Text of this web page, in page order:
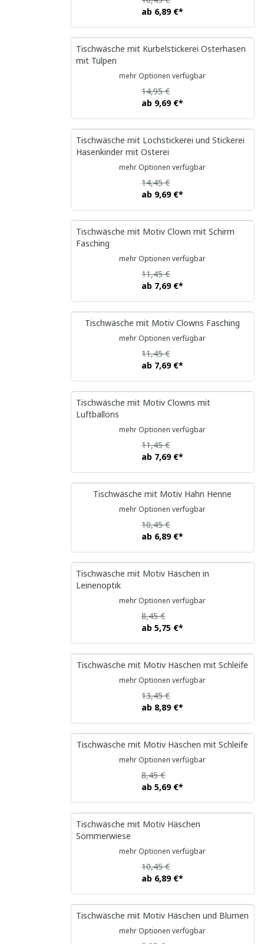
ab 6,89 €*
Tischwäsche mit Kurbelstickerei Osterhasen
mit Tulpen
mehr Optionen verfügbar
ab 9,69 €*
14,95 €
Tischwäsche mit Lochstickerei und Stickerei
Hasenkinder mit Osterei
mehr Optionen verfügbar
ab 9,69 €*
14,45 €
Tischwäsche mit Motiv Clown mit Schirm
Fasching
mehr Optionen verfügbar
ab 7,69 €*
11,45 €
Tischwäsche mit Motiv Clowns Fasching
mehr Optionen verfügbar
ab 7,69 €*
11,45 €
Tischwäsche mit Motiv Clowns mit
Luftballons
mehr Optionen verfügbar
ab 7,69 €*
11,45 €
Tischwäsche mit Motiv Hahn Henne
mehr Optionen verfügbar
ab 6,89 €*
10,45 €
Tischwäsche mit Motiv Häschen in
Leinenoptik
mehr Optionen verfügbar
ab 5,75 €*
8,45 €
Tischwäsche mit Motiv Häschen mit Schleife
mehr Optionen verfügbar
ab 8,89 €*
13,45 €
Tischwäsche mit Motiv Häschen mit Schleife
mehr Optionen verfügbar
ab 5,69 €*
8,45 €
Tischwäsche mit Motiv Häschen
Sommerwiese
mehr Optionen verfügbar
ab 6,89 €*
10,45 €
Tischwäsche mit Motiv Häschen und Blumen
mehr Optionen verfügbar